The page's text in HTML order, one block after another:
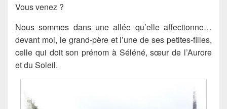
Vous venez ?
Nous sommes dans une allée qu’elle affectionne…
devant moi, le grand-père et l’une de ses petites-filles,
celle qui doit son prénom à Séléné, sœur de l’Aurore
et du Soleil.